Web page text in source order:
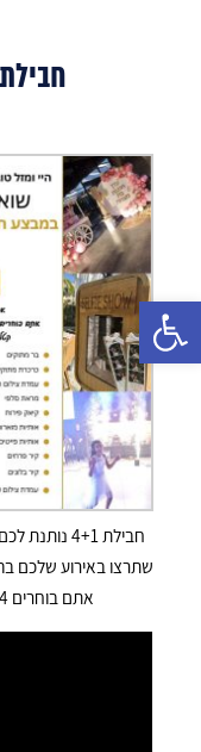
פתח סרגל
חבילת 4+1 שואו איוונטס
חבילת 4+1
שתרצו באירוע שלכם
אתם בוחרים 4 ומקבלים את החמישית במתנה!!!!!